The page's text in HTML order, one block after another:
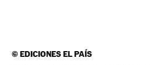
©EDICIONES EL PAÍS